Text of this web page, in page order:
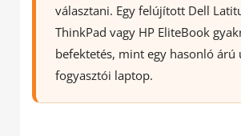
választani. Egy felújított Dell
ThinkPad vagy HP EliteBook
befektetés, mint egy hasonló árú
fogyasztói laptop.